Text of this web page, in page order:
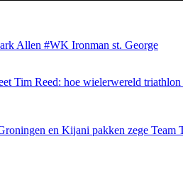
Allen #WK Ironman st. George
Tim Reed: hoe wielerwereld
en Kijani pakken zege Team